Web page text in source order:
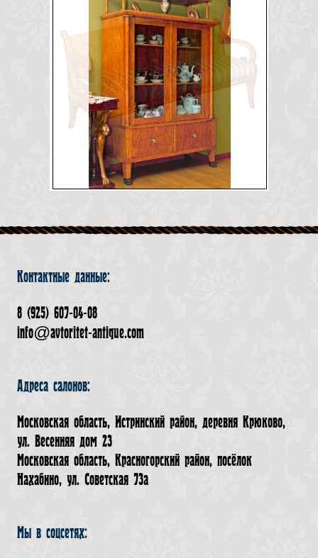
Контактные данные:
8 (925) 607-04-08
info@avtoritet-antique.com
Адреса салонов:
Московская область, Истринский район, деревня Крюково,
ул. Весенняя дом 23
Московская область, Красногорский район, посёлок
Нахабино, ул. Советская 73а
Мы в соцсетях: